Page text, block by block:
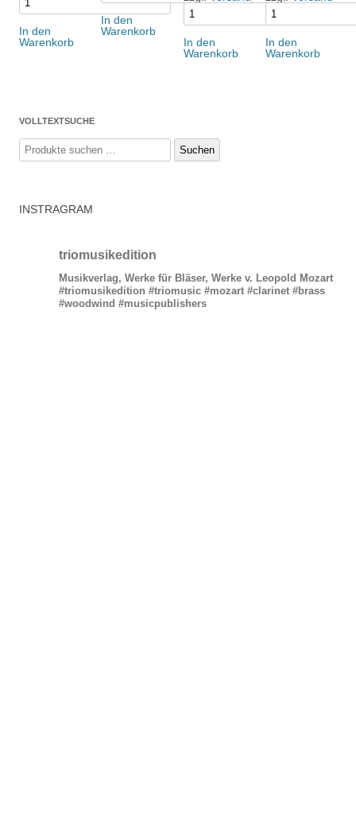
In den
Warenkorb
In den
Warenkorb
In den
Warenkorb
In den
Warenkorb
VOLLTEXTSUCHE
Suchen
nach:
Suchen
INSTRAGRAM
triomusikedition
Musikverlag, Werke für Bläser, Werke v. Leopold Mozart
#triomusikedition #triomusic #mozart #clarinet #brass
#woodwind #musicpublishers